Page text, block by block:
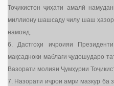
Тоҷикистон ҷиҳати амалӣ
миллиону шашсаду чилу шаш
намояд.
6. Дастгоҳи иҷроияи
мақсадноки маблағи ҷудошударо
Вазорати молияи Ҷумҳурии
7. Назорати иҷрои амри мазкур